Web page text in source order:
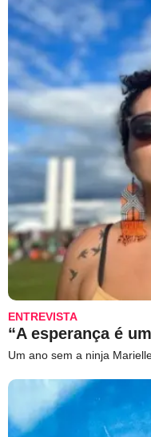
ENTREVISTA
“A esperança é
Um ano sem a ninja